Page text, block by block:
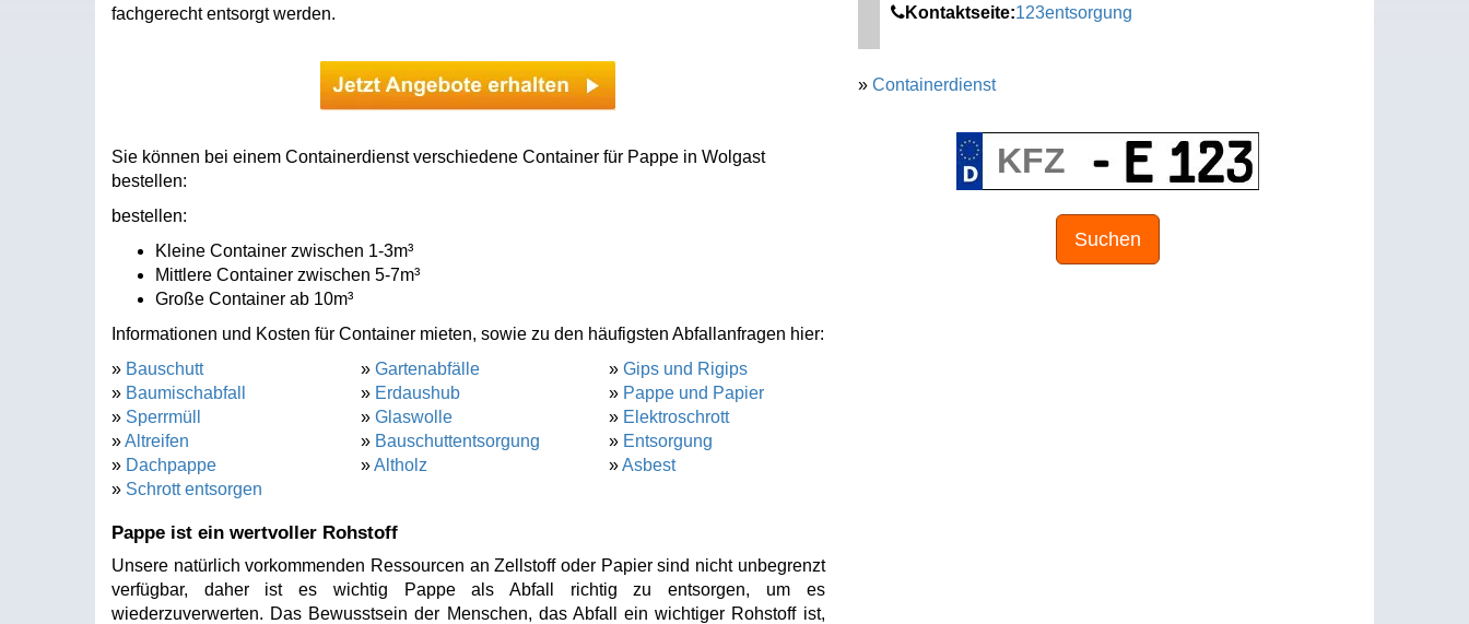
fachgerecht entsorgt werden.
Sie können bei einem Containerdienst verschiedene Container für Pappe in Wolgast
bestellen:
bestellen:
Kleine Container zwischen 1-3m³
Mittlere Container zwischen 5-7m³
Große Container ab 10m³
Informationen und Kosten für Container mieten, sowie zu den häufigsten Abfallanfragen hier:
» Bauschutt
» Baumischabfall
» Sperrmüll
»Altreifen
» Dachpappe
» Schrott entsorgen
» Gartenabfälle
» Erdaushub
» Glaswolle
» Bauschuttentsorgung
»Altholz
» Gips und Rigips
» Pappe und Papier
» Elektroschrott
» Entsorgung
»Asbest
Pappe ist ein wertvoller Rohstoff
Unsere natürlich vorkommenden Ressourcen an Zellstoff oder Papier sind nicht unbegrenzt
verfügbar, daher ist es wichtig Pappe als Abfall richtig zu entsorgen, um es
wiederzuverwerten. Das Bewusstsein der Menschen, das Abfall ein wichtiger Rohstoff ist,
Kontaktseite:123entsorgung
» Containerdienst
Suchen